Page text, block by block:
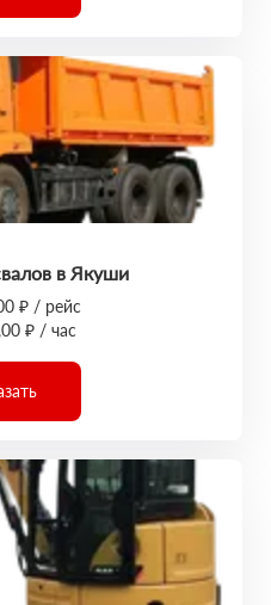
в Якуши
₽ / рейс
₽ / час